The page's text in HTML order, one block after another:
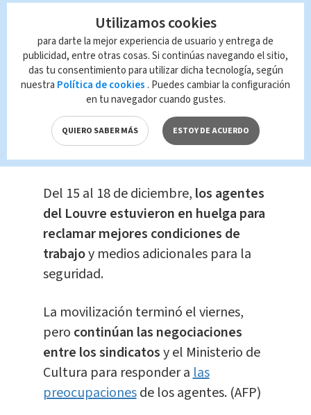
antiintrusión alrededor del museo.
Te Recomendamos
San José suspende
restricción
vehicular por fin de
año
Nacional
Natalia López
Quirós
Del 15 al 18 de diciembre, los agentes
del Louvre estuvieron en huelga para
reclamar mejores condiciones de
trabajoy medios adicionales para la
seguridad.
La movilización terminó el viernes,
pero continúan las negociaciones
entre los sindicatosy el Ministerio de
Cultura para responder alas
preocupacionesde los agentes. (AFP)
Utilizamos cookies
para darte la mejor experiencia de usuario y entrega de
publicidad, entre otras cosas. Si continúas navegando el sitio,
das tu consentimiento para utilizar dicha tecnología, según
nuestra Política de cookies . Puedes cambiar la configuración
en tu navegador cuando gustes.
QUIERO SABER MÁS ESTOY DE ACUERDO